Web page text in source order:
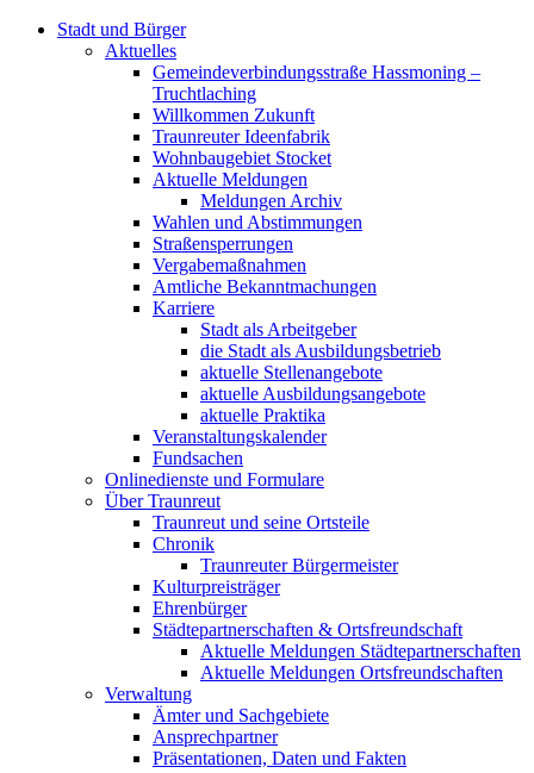
Stadt und Bürger
Aktuelles
Gemeindeverbindungsstraße Hassmoning –
Truchtlaching
Willkommen Zukunft
Traunreuter Ideenfabrik
Wohnbaugebiet Stocket
Aktuelle Meldungen
Meldungen Archiv
Wahlen und Abstimmungen
Straßensperrungen
Vergabemaßnahmen
Amtliche Bekanntmachungen
Karriere
Stadt als Arbeitgeber
die Stadt als Ausbildungsbetrieb
aktuelle Stellenangebote
aktuelle Ausbildungsangebote
aktuelle Praktika
Veranstaltungskalender
Fundsachen
Onlinedienste und Formulare
Über Traunreut
Traunreut und seine Ortsteile
Chronik
Traunreuter Bürgermeister
Kulturpreisträger
Ehrenbürger
Städtepartnerschaften & Ortsfreundschaft
Aktuelle Meldungen Städtepartnerschaften
Aktuelle Meldungen Ortsfreundschaften
Verwaltung
Ämter und Sachgebiete
Ansprechpartner
Präsentationen, Daten und Fakten